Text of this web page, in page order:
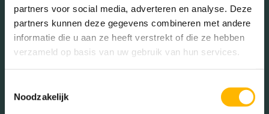
partners voor social media, adverteren en analyse. Deze
partners kunnen deze gegevens combineren met andere
informatie die u aan ze heeft verstrekt of die ze hebben
verzameld op basis van uw gebruik van hun services.
Noodzakelijk
Geslacht